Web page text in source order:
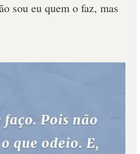
sou eu quem o faz, mas